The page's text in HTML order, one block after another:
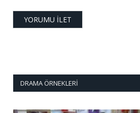
DRAMA ÖRNEKLERI